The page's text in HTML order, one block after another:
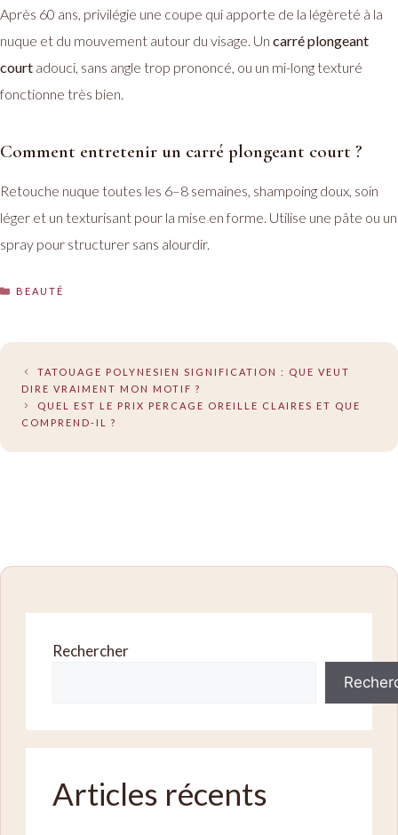
Après 60 ans, privilégie une coupe qui apporte de la légèreté à la
nuque et du mouvement autour du visage. Un carré plongeant
court adouci, sans angle trop prononcé, ou un mi-long texturé
fonctionne très bien.
Comment entretenir un carré plongeant court ?
Retouche nuque toutes les 6–8 semaines, shampoing doux, soin
léger et un texturisant pour la mise en forme. Utilise une pâte ou un
spray pour structurer sans alourdir.
CATÉGORIES
BEAUTÉ
TATOUAGE POLYNESIEN SIGNIFICATION : QUE VEUT
DIRE VRAIMENT MON MOTIF ?
QUEL EST LE PRIX PERCAGE OREILLE CLAIRES ET QUE
COMPREND-IL ?
Rechercher
Articles récents